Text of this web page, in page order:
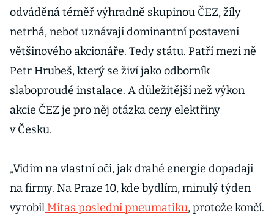
odváděná téměř výhradně skupinou ČEZ, žíly
netrhá, neboť uznávají dominantní postavení
většinového akcionáře. Tedy státu. Patří mezi ně
Petr Hrubeš, který se živí jako odborník
slaboproudé instalace. A důležitější než výkon
akcie ČEZ je pro něj otázka ceny elektřiny
v Česku.
„Vidím na vlastní oči, jak drahé energie dopadají
na firmy. Na Praze 10, kde bydlím, minulý týden
vyrobil Mitas poslední pneumatiku, protože končí.